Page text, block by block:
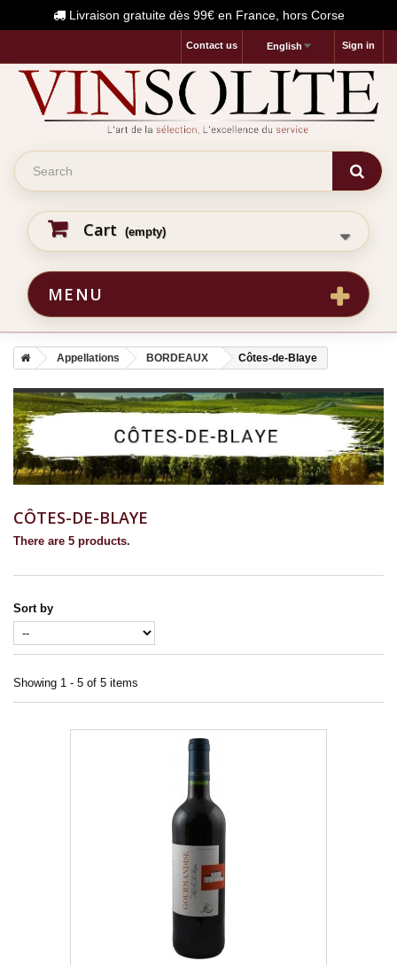
Livraison gratuite dès 99€ en France, hors Corse
Sign in
English
Contact us
Cart (empty)
MENU
Appellations BORDEAUX Côtes-de-Blaye
CÔTES-DE-BLAYE
There are 5 products.
Sort by
Showing 1 - 5 of 5 items